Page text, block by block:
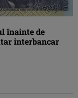
înainte de
interbancar